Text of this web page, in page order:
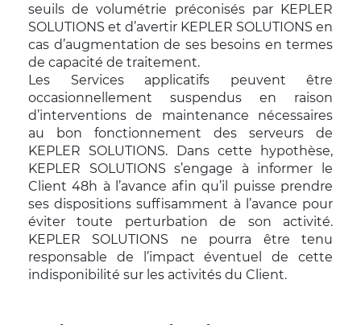
seuils de volumétrie préconisés par KEPLER
SOLUTIONS et d’avertir KEPLER SOLUTIONS en
cas d’augmentation de ses besoins en termes
de capacité de traitement.
Les Services applicatifs peuvent être
occasionnellement suspendus en raison
d’interventions de maintenance nécessaires
au bon fonctionnement des serveurs de
KEPLER SOLUTIONS. Dans cette hypothèse,
KEPLER SOLUTIONS s’engage à informer le
Client 48h à l’avance afin qu’il puisse prendre
ses dispositions suffisamment à l’avance pour
éviter toute perturbation de son activité.
KEPLER SOLUTIONS ne pourra être tenu
responsable de l’impact éventuel de cette
indisponibilité sur les activités du Client.